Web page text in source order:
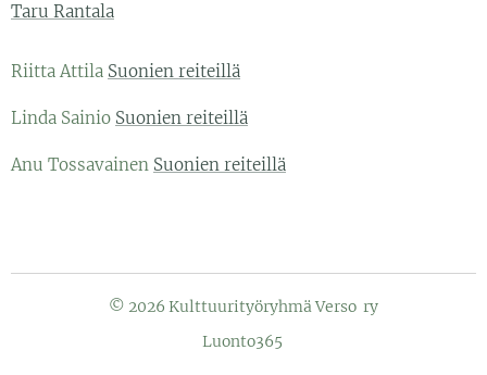
Taru Rantala
Riitta Attila Suonien reiteillä
Linda Sainio Suonien reiteillä
Anu Tossavainen Suonien reiteillä
© 2026 Kulttuurityöryhmä Verso ry
Luonto365